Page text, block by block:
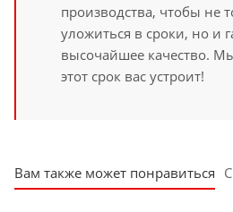
производства, чтобы не
уложиться в сроки, но и
высочайшее качество.
этот срок вас устроит!
Вам также может понравиться